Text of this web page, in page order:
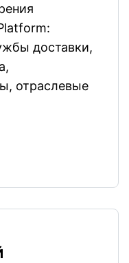
доставки,
отраслевые